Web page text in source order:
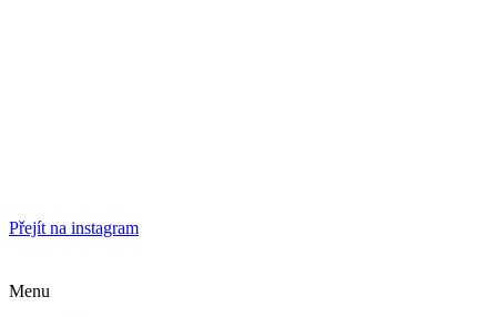
Přejít na instagram
Menu